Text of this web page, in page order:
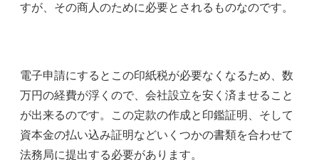
すが、その商人のために必要とされるものなのです。
電子申請にするとこの印紙税が必要なくなるため、数
万円の経費が浮くので、会社設立を安く済ませること
が出来るのです。この定款の作成と印鑑証明、そして
資本金の払い込み証明などいくつかの書類を合わせて
法務局に提出する必要があります。